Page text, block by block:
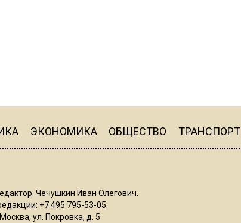
ЭКОНОМИКА ОБЩЕСТВО ТРАНСПОРТ
Чечушкин Иван Олегович.
+7 495 795-53-05
ул. Покровка, д. 5